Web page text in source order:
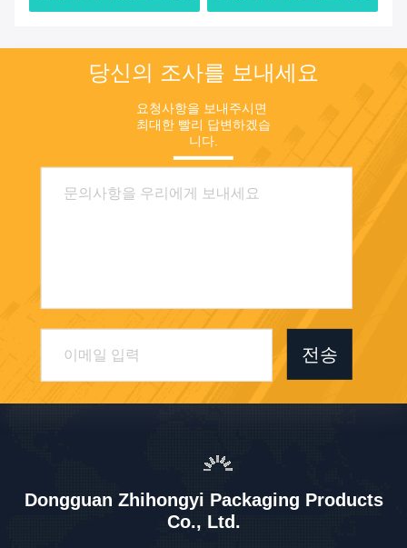
당신의 조사를 보내세요
요청사항을 보내주시면
최대한 빨리 답변하겠습
니다.
전송
Dongguan Zhihongyi Packaging Products
Co., Ltd.